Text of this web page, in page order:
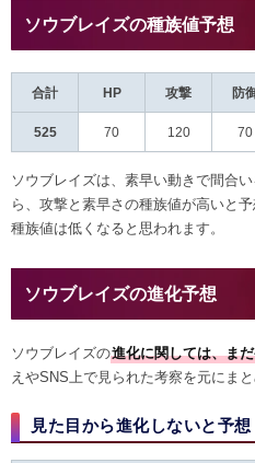
ソウブレイズの種族値予想
合計 HP 攻撃 防
525 70 120 70
ソウブレイズは、素早い動きで間合
ら、攻撃と素早さの種族値が高いと
種族値は低くなると思われます。
ソウブレイズの進化予想
ソウブレイズの進化に関しては、ま
えやSNS上で見られた考察を元にまと
見た目から進化しないと予想